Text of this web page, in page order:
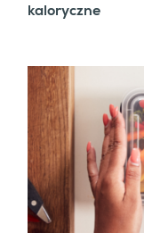
kaloryczne